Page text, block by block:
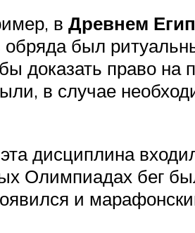
в Древнем
был
доказать право на
в случае
дисциплина
Олимпиадах бег
и